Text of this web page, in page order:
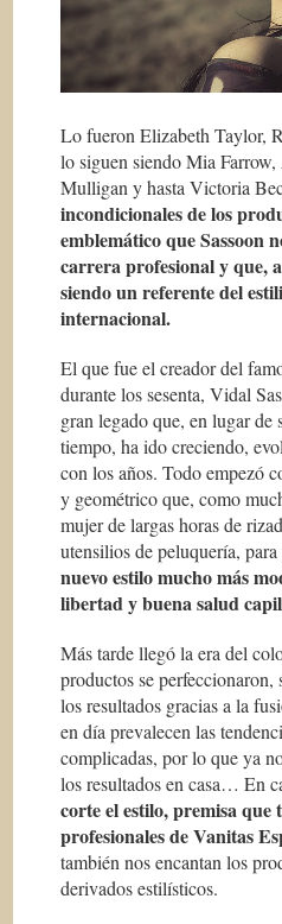
Lo fueron Elizabeth Taylor,
lo siguen siendo Mia
Mulligan y hasta Victoria
incondicionales de los
emblemático que Sassoon
carrera profesional y que,
siendo un referente del
internacional.
El que fue el creador del
durante los sesenta, Vidal
gran legado que, en lugar de
tiempo, ha ido creciendo,
con los años. Todo empezó
y geométrico que, como
mujer de largas horas de
utensilios de peluquería,
nuevo estilo mucho más
libertad y buena salud
Más tarde llegó la era del
productos se
los resultados gracias a la
en día prevalecen las
complicadas, por lo que ya
los resultados en casa… En
corte el estilo, premisa que
profesionales de Vanitas
también nos encantan los
derivados estilísticos.